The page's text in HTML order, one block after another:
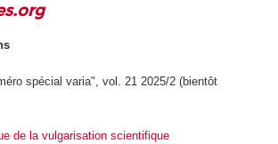
spécial varia", vol. 21 2025/2 (bientôt
de la vulgarisation scientifique